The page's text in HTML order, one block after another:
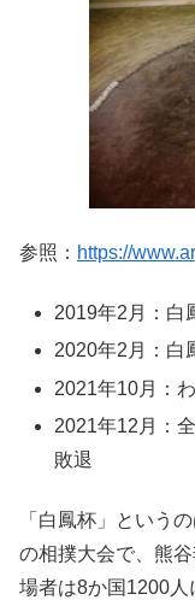
参照： https://
2019年2月：
2020年2月：
2021年10月：
2021年12月：
敗退
「白鳳杯」という
の相撲大会で、熊
場者は8か国1200人